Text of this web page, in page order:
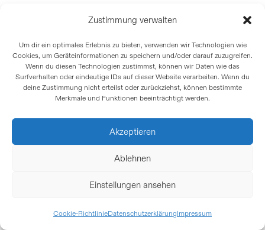
Zustimmung verwalten
Um dir ein optimales Erlebnis zu bieten, verwenden wir Technologien wie
Cookies, um Geräteinformationen zu speichern und/oder darauf zuzugreifen.
Wenn du diesen Technologien zustimmst, können wir Daten wie das
Surfverhalten oder eindeutige IDs auf dieser Website verarbeiten. Wenn du
deine Zustimmung nicht erteilst oder zurückziehst, können bestimmte
Merkmale und Funktionen beeinträchtigt werden.
Akzeptieren
Ablehnen
Einstellungen ansehen
Cookie-RichtlinieDatenschutzerklärungImpressum